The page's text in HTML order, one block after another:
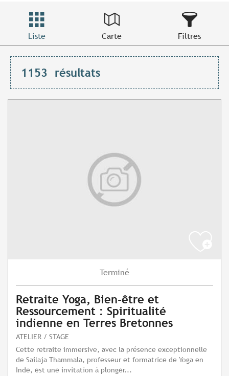
Liste Carte Filtres
1153 résultats
Terminé
Retraite Yoga, Bien-être et
Ressourcement : Spiritualité
indienne en Terres Bretonnes
ATELIER / STAGE
Cette retraite immersive, avec la présence exceptionnelle
de Sailaja Thammala, professeur et formatrice de Yoga en
Inde, est une invitation à plonger...